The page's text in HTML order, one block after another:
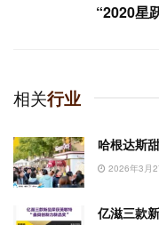
“2020星
相关行业
哈根达斯
2026年3月
亿滋三款